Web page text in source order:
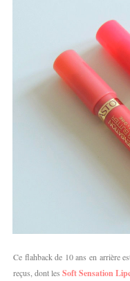
Ce flahback de 10 ans en arrière
reçus, dont les Soft Sensation